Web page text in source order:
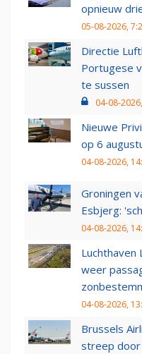
opnieuw
05-08-2026,
Directie
Portugese
te sussen
04-08-
Nieuwe
op 6
04-08-2026,
Groningen
Esbjerg:
04-08-2026,
Luchthaven
weer
04-08-2026,
Brussels
streep